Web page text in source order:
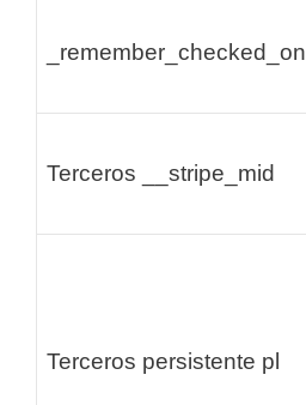
_remember_checked_on
Terceros __stripe_mid
Terceros persistente pl